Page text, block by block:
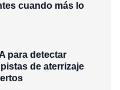
cuando más lo
para detectar
de aterrizaje